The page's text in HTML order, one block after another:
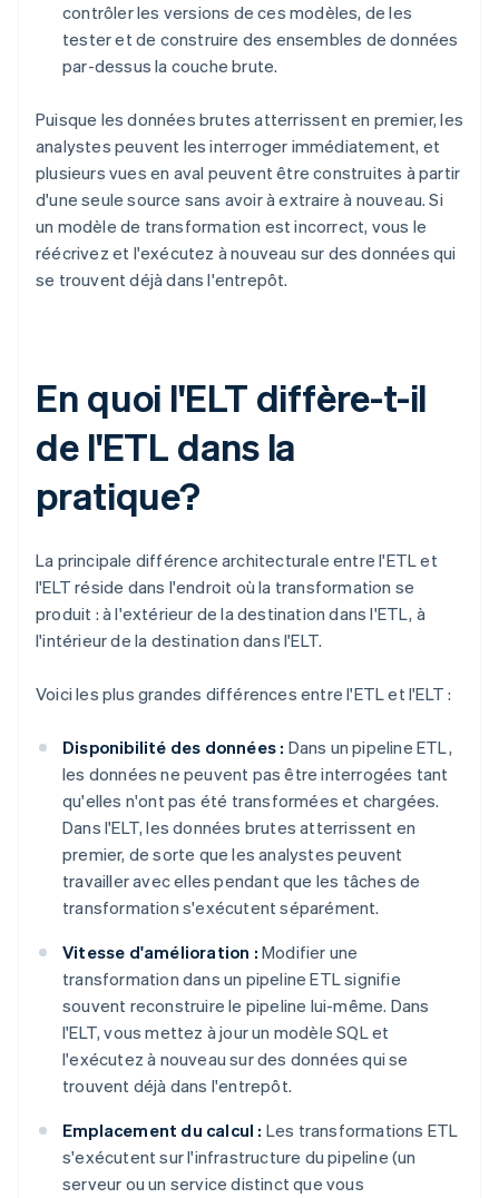
contrôler les versions de ces modèles, de les
tester et de construire des ensembles de données
par-dessus la couche brute.
Puisque les données brutes atterrissent en premier, les
analystes peuvent les interroger immédiatement, et
plusieurs vues en aval peuvent être construites à partir
d'une seule source sans avoir à extraire à nouveau. Si
un modèle de transformation est incorrect, vous le
réécrivez et l'exécutez à nouveau sur des données qui
se trouvent déjà dans l'entrepôt.
En quoi l'ELT diffère-t-il
de l'ETL dans la
pratique?
La principale différence architecturale entre l'ETL et
l'ELT réside dans l'endroit où la transformation se
produit : à l'extérieur de la destination dans l'ETL, à
l'intérieur de la destination dans l'ELT.
Voici les plus grandes différences entre l'ETL et l'ELT :
Disponibilité des données : Dans un pipeline ETL,
les données ne peuvent pas être interrogées tant
qu'elles n'ont pas été transformées et chargées.
Dans l'ELT, les données brutes atterrissent en
premier, de sorte que les analystes peuvent
travailler avec elles pendant que les tâches de
transformation s'exécutent séparément.
Vitesse d'amélioration : Modifier une
transformation dans un pipeline ETL signifie
souvent reconstruire le pipeline lui-même. Dans
l'ELT, vous mettez à jour un modèle SQL et
l'exécutez à nouveau sur des données qui se
trouvent déjà dans l'entrepôt.
Emplacement du calcul : Les transformations ETL
s'exécutent sur l'infrastructure du pipeline (un
serveur ou un service distinct que vous